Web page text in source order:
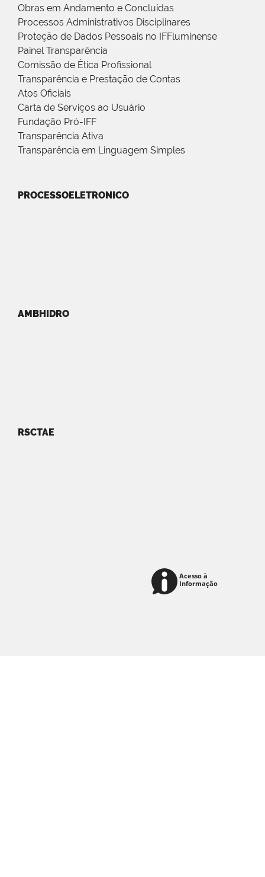
Obras em Andamento e Concluídas
Processos Administrativos Disciplinares
Proteção de Dados Pessoais no IFFluminense
Painel Transparência
Comissão de Ética Profissional
Transparência e Prestação de Contas
Atos Oficiais
Carta de Serviços ao Usuário
Fundação Pró-IFF
Transparência Ativa
Transparência em Linguagem Simples
PROCESSOELETRONICO
AMBHIDRO
RSCTAE